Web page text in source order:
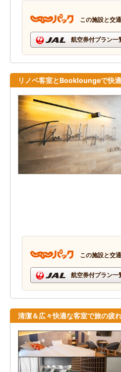
この施設と交
航空券付プラン一
リノベ客室とBookloungeで快
この施設と交
航空券付プラン一
清潔＆広々快適な客室で旅の疲